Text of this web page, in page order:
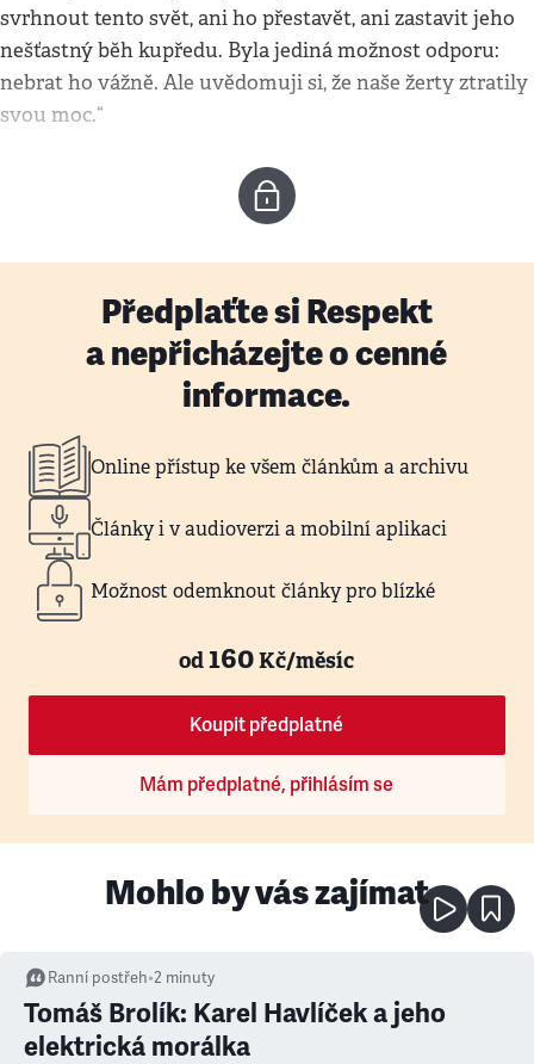
svrhnout tento svět, ani ho přestavět, ani zastavit jeho
nešťastný běh kupředu. Byla jediná možnost odporu:
nebrat ho vážně. Ale uvědomuji si, že naše žerty ztratily
svou moc.“
Předplaťte si Respekt
a nepřicházejte o cenné
informace.
Online přístup ke všem článkům a archivu
Články i v audioverzi a mobilní aplikaci
Možnost odemknout články pro blízké
od160Kč/měsíc
Koupit předplatné
Mám předplatné, přihlásím se
Mohlo by vás zajímat
Ranní postřeh•2 minuty
Tomáš Brolík: Karel Havlíček a jeho
elektrická morálka